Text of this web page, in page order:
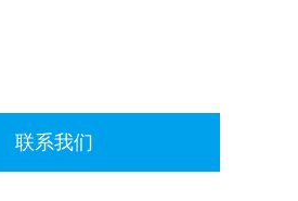
联系我们